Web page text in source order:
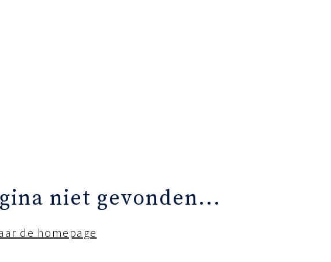
niet gevonden...
de homepage